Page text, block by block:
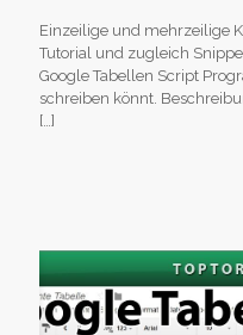
Einzeilige und mehrzeilige
Tutorial und zugleich
Google Tabellen Script
schreiben könnt.
[…]